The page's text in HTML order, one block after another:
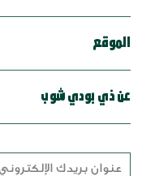
الموقع
عن ذي بودي شوب